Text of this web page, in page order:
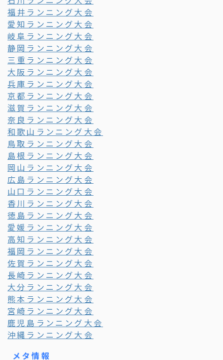
福井ランニング大会
愛知ランニング大会
岐阜ランニング大会
静岡ランニング大会
三重ランニング大会
大阪ランニング大会
兵庫ランニング大会
京都ランニング大会
滋賀ランニング大会
奈良ランニング大会
和歌山ランニング大会
鳥取ランニング大会
島根ランニング大会
岡山ランニング大会
広島ランニング大会
山口ランニング大会
香川ランニング大会
徳島ランニング大会
愛媛ランニング大会
高知ランニング大会
福岡ランニング大会
佐賀ランニング大会
長崎ランニング大会
大分ランニング大会
熊本ランニング大会
宮崎ランニング大会
鹿児島ランニング大会
沖縄ランニング大会
メタ情報